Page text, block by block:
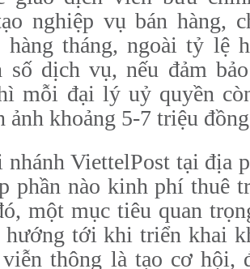
nghiệp vụ bán hàng,
tháng, ngoài tỷ lệ
số dịch vụ, nếu đảm
mỗi đại lý uỷ quyền
ảnh khoảng 5-7 triệu
ViettelPost tại địa
phần nào kinh phí thuê
một mục tiêu quan
hướng tới khi triển khai
thông là tạo cơ hội,